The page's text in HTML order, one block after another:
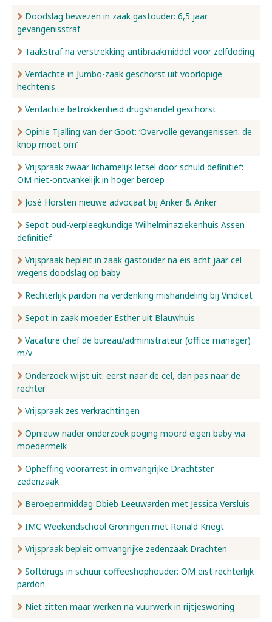
Doodslag bewezen in zaak gastouder: 6,5 jaar
gevangenisstraf
Taakstraf na verstrekking antibraakmiddel voor zelfdoding
Verdachte in Jumbo-zaak geschorst uit voorlopige
hechtenis
Verdachte betrokkenheid drugshandel geschorst
Opinie Tjalling van der Goot: ‘Overvolle gevangenissen: de
knop moet om’
Vrijspraak zwaar lichamelijk letsel door schuld definitief:
OM niet-ontvankelijk in hoger beroep
José Horsten nieuwe advocaat bij Anker & Anker
Sepot oud-verpleegkundige Wilhelminaziekenhuis Assen
definitief
Vrijspraak bepleit in zaak gastouder na eis acht jaar cel
wegens doodslag op baby
Rechterlijk pardon na verdenking mishandeling bij Vindicat
Sepot in zaak moeder Esther uit Blauwhuis
Vacature chef de bureau/administrateur (office manager)
m/v
Onderzoek wijst uit: eerst naar de cel, dan pas naar de
rechter
Vrijspraak zes verkrachtingen
Opnieuw nader onderzoek poging moord eigen baby via
moedermelk
Opheffing voorarrest in omvangrijke Drachtster
zedenzaak
Beroepenmiddag Dbieb Leeuwarden met Jessica Versluis
IMC Weekendschool Groningen met Ronald Knegt
Vrijspraak bepleit omvangrijke zedenzaak Drachten
Softdrugs in schuur coffeeshophouder: OM eist rechterlijk
pardon
Niet zitten maar werken na vuurwerk in rijtjeswoning